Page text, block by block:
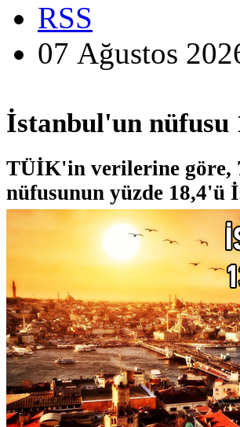
RSS
07 Ağustos
İstanbul'un nüfusu
TÜİK'in verilerine göre,
nüfusunun yüzde 18,4'ü